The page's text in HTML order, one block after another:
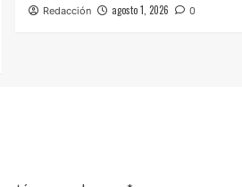
Redacción agosto 1, 2026 0